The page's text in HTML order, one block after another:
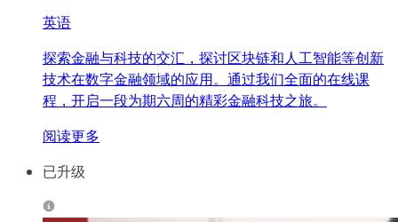
英语
探索金融与科技的交汇，探讨区块链和人工智能等创新
技术在数字金融领域的应用。通过我们全面的在线课
程，开启一段为期六周的精彩金融科技之旅。
阅读更多
已升级